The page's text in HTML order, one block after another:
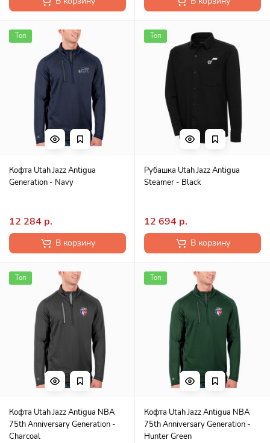
Топ
Кофта Utah Jazz Antigua
Generation - Navy
12 284 р.
В корзину
Топ
Рубашка Utah Jazz Antigua
Steamer - Black
12 694 р.
В корзину
Топ
Кофта Utah Jazz Antigua NBA
75th Anniversary Generation -
Charcoal
Топ
Кофта Utah Jazz Antigua NBA
75th Anniversary Generation -
Hunter Green